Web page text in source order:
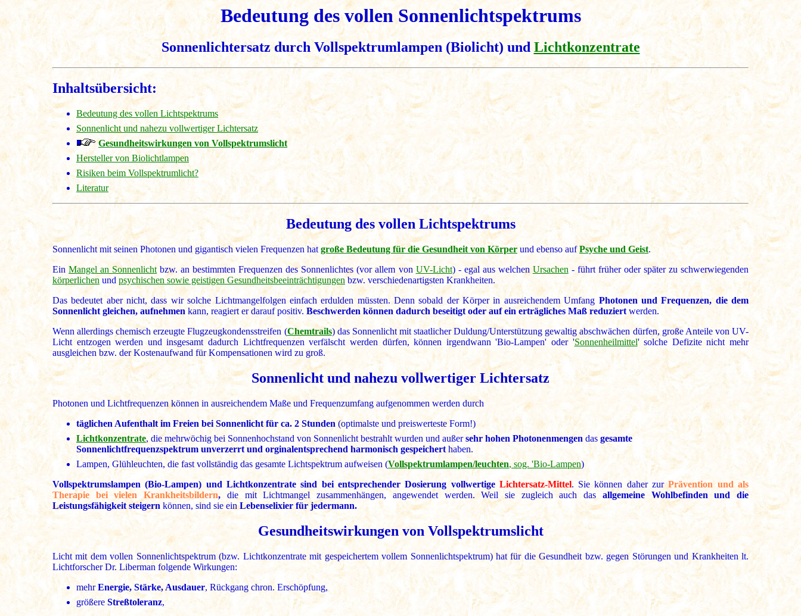
Bedeutung des vollen Sonnenlichtspektrums
Sonnenlichtersatz durch Vollspektrumlampen (Biolicht) und Lichtkonzentrate
Inhaltsübersicht:
Bedeutung des vollen Lichtspektrums
Sonnenlicht und nahezu vollwertiger Lichtersatz
Gesundheitswirkungen von Vollspektrumslicht
Hersteller von Biolichtlampen
Risiken beim Vollspektrumlicht?
Literatur
Bedeutung des vollen Lichtspektrums
Sonnenlicht mit seinen Photonen und gigantisch vielen Frequenzen hat große Bedeutung für die Gesundheit von Körperund ebenso aufPsyche und Geist.
EinMangel an Sonnenlicht bzw. an bestimmten Frequenzen des Sonnenlichtes (vor allem von UV-Licht) - egal aus welchen Ursachen - führt früher oder später zu schwerwiegenden
körperlichen und psychischen sowie geistigen Gesundheitsbeeinträchtigungenbzw. verschiedenartigsten Krankheiten.
Das bedeutet aber nicht, dass wir solche Lichtmangelfolgen einfach erdulden müssten. Denn sobald der Körper in ausreichendem Umfang Photonen und Frequenzen, die dem
Sonnenlicht gleichen, aufnehmen kann, reagiert er darauf positiv. Beschwerden können dadurch beseitigt oder auf ein erträgliches Maß reduziertwerden.
Wenn allerdings chemisch erzeugte Flugzeugkondensstreifen (Chemtrails) das Sonnenlicht mit staatlicher Duldung/Unterstützung gewaltig abschwächen dürfen, große Anteile von UV-
Licht entzogen werden und insgesamt dadurch Lichtfrequenzen verfälscht werden dürfen, können irgendwann 'Bio-Lampen' oder 'Sonnenheilmittel' solche Defizite nicht mehr
ausgleichen bzw. der Kostenaufwand für Kompensationen wird zu groß.
Sonnenlicht und nahezu vollwertiger Lichtersatz
Photonen und Lichtfrequenzen können in ausreichendem Maße und Frequenzumfang aufgenommen werden durch
täglichen Aufenthalt im Freien bei Sonnenlicht für ca. 2 Stunden (optimalste und preiswerteste Form!)
Lichtkonzentrate, die mehrwöchig bei Sonnenhochstand von Sonnenlicht bestrahlt wurden und außersehr hohen Photonenmengen das gesamte
Sonnenlichtfrequenzspektrum unverzerrt und orginalentsprechend harmonisch gespeicherthaben.
Lampen, Glühleuchten, die fast vollständig das gesamte Lichtspektrum aufweisen (Vollspektrumlampen/leuchten, sog. 'Bio-Lampen)
Vollspektrumslampen (Bio-Lampen) und Lichtkonzentrate sind bei entsprechender Dosierung vollwertige Lichtersatz-Mittel. Sie können daher zurPrävention und als
Therapie bei vielen Krankheitsbildern, die mit Lichtmangel zusammenhängen, angewendet werden. Weil sie zugleich auch das allgemeine Wohlbefinden und die
Leistungsfähigkeit steigern können, sind sie einLebenselixier für jedermann.
Gesundheitswirkungen von Vollspektrumslicht
Licht mit dem vollen Sonnenlichtspektrum (bzw. Lichtkonzentrate mit gespeichertem vollem Sonnenlichtspektrum) hat für die Gesundheit bzw. gegen Störungen und Krankheiten lt.
Lichtforscher Dr. Liberman folgende Wirkungen:
mehrEnergie, Stärke, Ausdauer, Rückgang chron. Erschöpfung,
größere Streßtoleranz,